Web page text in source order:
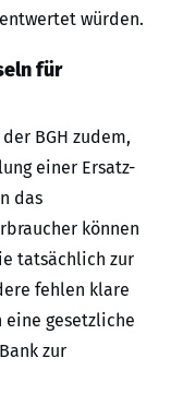
würden.
für
BGH zudem,
einer Ersatz-
das
können
tatsächlich zur
fehlen klare
eine gesetzliche
zur